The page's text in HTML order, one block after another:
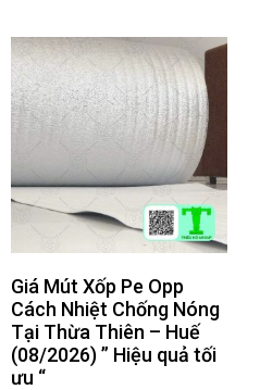
Giá Mút Xốp Pe Opp
Cách Nhiệt Chống Nóng
Tại Thừa Thiên – Huế
(08/2026) ” Hiệu quả tối
ưu “